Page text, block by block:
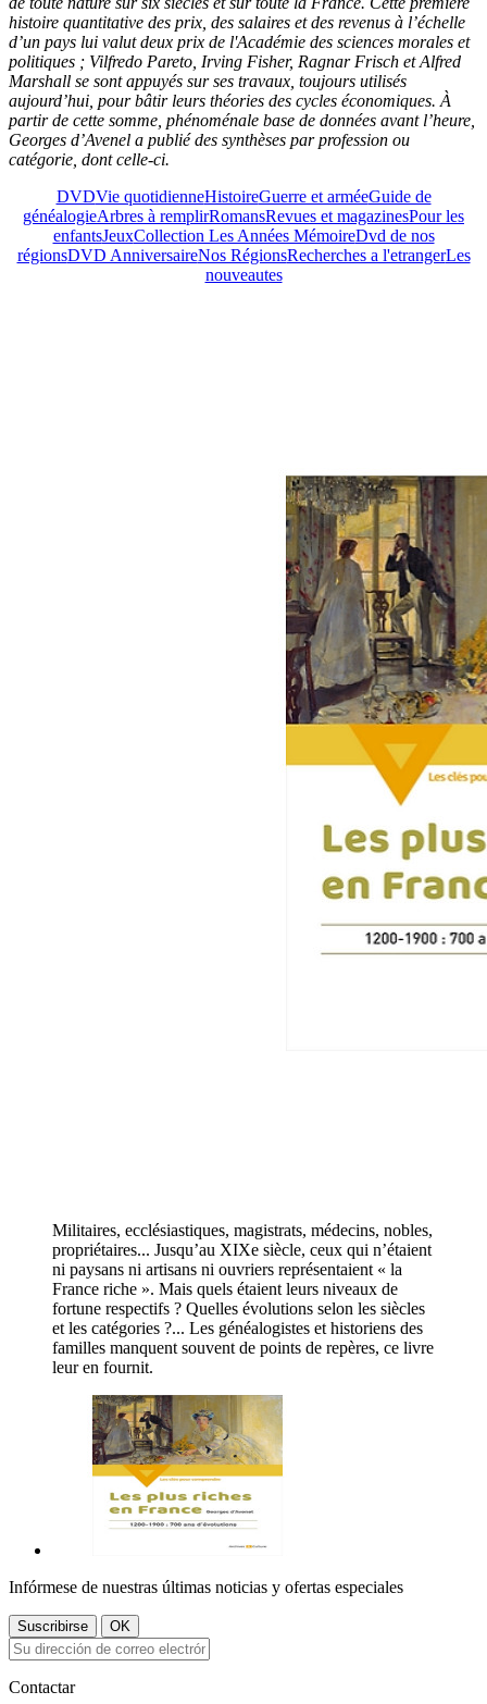
histoire quantitative des prix, des salaires et des revenus à l’échelle
d’un pays lui valut deux prix de l'Académie des sciences morales et
politiques ; Vilfredo Pareto, Irving Fisher, Ragnar Frisch et Alfred
Marshall se sont appuyés sur ses travaux, toujours utilisés
aujourd’hui, pour bâtir leurs théories des cycles économiques. À
partir de cette somme, phénoménale base de données avant l’heure,
Georges d’Avenel a publié des synthèses par profession ou
catégorie, dont celle-ci.
DVDVie quotidienneHistoireGuerre et arméeGuide de
généalogieArbres à remplirRomansRevues et magazinesPour les
enfantsJeuxCollection Les Années MémoireDvd de nos
régionsDVD AnniversaireNos RégionsRecherches a l'etrangerLes
nouveautes
Militaires, ecclésiastiques, magistrats, médecins, nobles,
propriétaires... Jusqu’au XIXe siècle, ceux qui n’étaient
ni paysans ni artisans ni ouvriers représentaient « la
France riche ». Mais quels étaient leurs niveaux de
fortune respectifs ? Quelles évolutions selon les siècles
et les catégories ?... Les généalogistes et historiens des
familles manquent souvent de points de repères, ce livre
leur en fournit.
Infórmese de nuestras últimas noticias y ofertas especiales
Contactar